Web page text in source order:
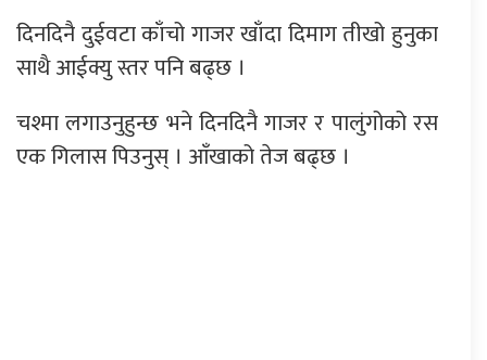
दिनदिनै दुईवटा काँचो गाजर खाँदा दिमाग तीखो हुनुका
साथै आईक्यु स्तर पनि बढ्छ ।
चश्मा लगाउनुहुन्छ भने दिनदिनै गाजर र पालुंगोको रस
एक गिलास पिउनुस् । आँखाको तेज बढ्छ ।